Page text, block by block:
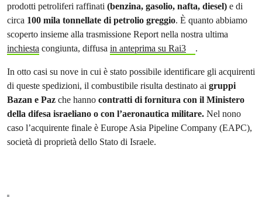
prodotti petroliferi raffinati (benzina, gasolio, nafta, diesel) e di
circa 100 mila tonnellate di petrolio greggio. È quanto abbiamo
scoperto insieme alla trasmissione Report nella nostra ultima
inchiesta congiunta, diffusa in anteprima su Rai3 .
In otto casi su nove in cui è stato possibile identificare gli acquirenti
di queste spedizioni, il combustibile risulta destinato ai gruppi
Bazan e Paz che hanno contratti di fornitura con il Ministero
della difesa israeliano o con l’aeronautica militare. Nel nono
caso l’acquirente finale è Europe Asia Pipeline Company (EAPC),
società di proprietà dello Stato di Israele.